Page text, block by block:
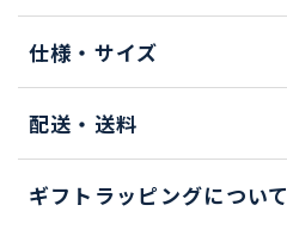
仕様・サイズ
配送・送料
ギフトラッピングについて